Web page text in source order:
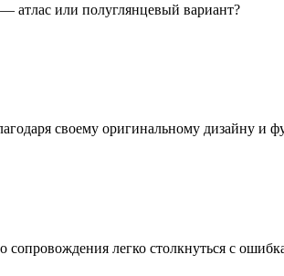
атлас или полуглянцевый вариант?
своему оригинальному дизайну и
легко столкнуться с